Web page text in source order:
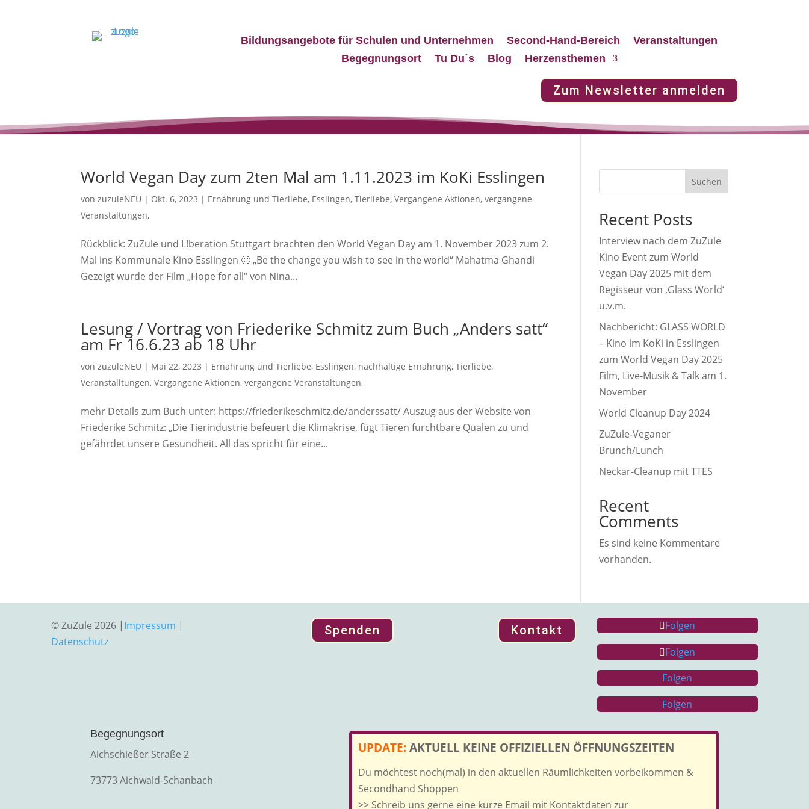
Bildungsangebote für Schulen und Unternehmen Second-Hand-Bereich
Veranstaltungen
Begegnungsort
Tu Du´s Blog Herzensthemen
Zum Newsletter anmelden
World Vegan Day zum 2ten Mal am 1.11.2023 im KoKi Esslingen
vonzuzuleNEU | Okt. 6, 2023 | Ernährung und Tierliebe, Esslingen,Tierliebe,Vergangene Aktionen,vergangene
Veranstaltungen,
Rückblick: ZuZule und L!beration Stuttgart brachten den World Vegan Day am 1. November 2023 zum 2.
Mal ins Kommunale Kino Esslingen 🙂 „Be the change you wish to see in the world“ Mahatma Ghandi
Gezeigt wurde der Film „Hope for all“ von Nina...
Lesung / Vortrag von Friederike Schmitz zum Buch „Anders satt“
am Fr 16.6.23 ab 18 Uhr
vonzuzuleNEU | Mai 22, 2023 | Ernährung und Tierliebe, Esslingen, nachhaltige Ernährung,Tierliebe,
Veranstalltungen,Vergangene Aktionen,vergangene Veranstaltungen,
mehr Details zum Buch unter: https://friederikeschmitz.de/anderssatt/ Auszug aus der Website von
Friederike Schmitz: „Die Tierindustrie befeuert die Klimakrise, fügt Tieren furchtbare Qualen zu und
gefährdet unsere Gesundheit. All das spricht für eine...
Suchen
Recent Posts
Interview nach dem ZuZule
Kino Event zum World
Vegan Day 2025 mit dem
Regisseur von ‚Glass World‘
u.v.m.
Nachbericht: GLASS WORLD
– Kino im KoKi in Esslingen
zum World Vegan Day 2025
Film, Live-Musik & Talk am 1.
November
World Cleanup Day 2024
ZuZule-Veganer
Brunch/Lunch
Neckar-Cleanup mit TTES
Recent
Comments
Es sind keine Kommentare
vorhanden.
© ZuZule 2026 | Impressum |
Datenschutz
Spenden Kontakt
Folgen
Folgen
Folgen
Folgen
Begegnungsort
Aichschießer Straße 2
73773 Aichwald-Schanbach
UPDATE:AKTUELL KEINE OFFIZIELLEN ÖFFNUNGSZEITEN
Du möchtest noch(mal) in den aktuellen Räumlichkeiten vorbeikommen &
Secondhand Shoppen
>> Schreib uns gerne eine kurze Email mit Kontaktdaten zur